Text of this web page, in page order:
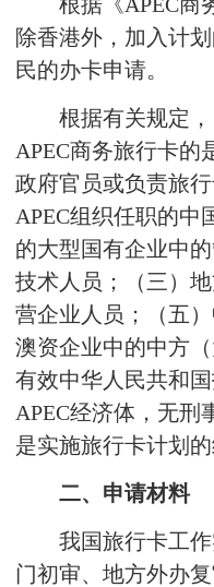
除香港外，加入计
民的办卡申请。
根据有关规定，
APEC商务旅行卡的
政府官员或负责旅
APEC组织任职的中
的大型国有企业中
技术人员；（三）
营企业人员；（五
澳资企业中的中方
有效中华人民共和
APEC经济体，无刑
是实施旅行卡计划
二、申请材料
我国旅行卡工作
门初审、地方外办